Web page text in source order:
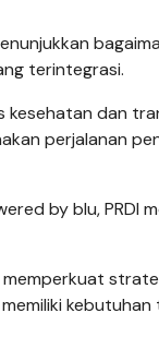
terintegrasi.
kesehatan dan
perjalanan
by blu,
memperkuat